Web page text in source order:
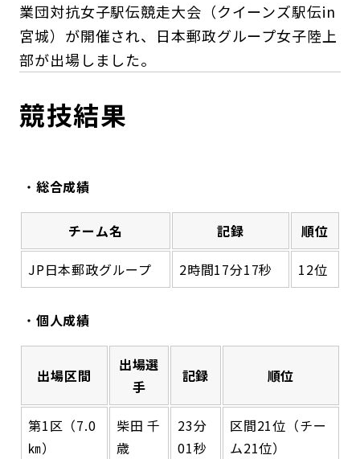
業団対抗女子駅伝競走大会（クイーンズ駅伝in
宮城）が開催され、日本郵政グループ女子陸上
部が出場しました。
競技結果
総合成績
チーム名 記録
順位
JP日本郵政グループ
2時間17分17秒 12位
個人成績
出場区間
出場選
手
記録 順位
第1区（7.0
㎞）
柴田 千
歳
23分
01秒
区間21位（チー
ム21位）